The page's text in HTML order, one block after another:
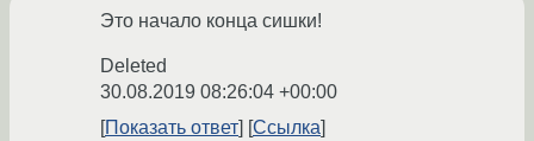
Это начало конца сишки!
Deleted
30.08.2019 08:26:04 +00:00
Показать ответ
Ссылка